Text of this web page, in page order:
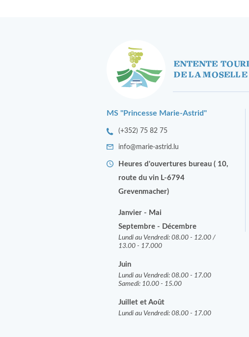
MS "Princesse Marie-Astrid"
(+352) 75 82 75
info@marie-astrid.lu
Heures d'ouvertures bureau ( 10,
route du vin L-6794
Grevenmacher)
Janvier - Mai
Septembre - Décembre
Lundi au Vendredi: 08.00 - 12.00 /
13.00 - 17.000
Juin
Lundi au Vendredi: 08.00 - 17.00
Samedi: 10.00 - 15.00
Juillet et Août
Lundi au Vendredi: 08.00 - 17.00